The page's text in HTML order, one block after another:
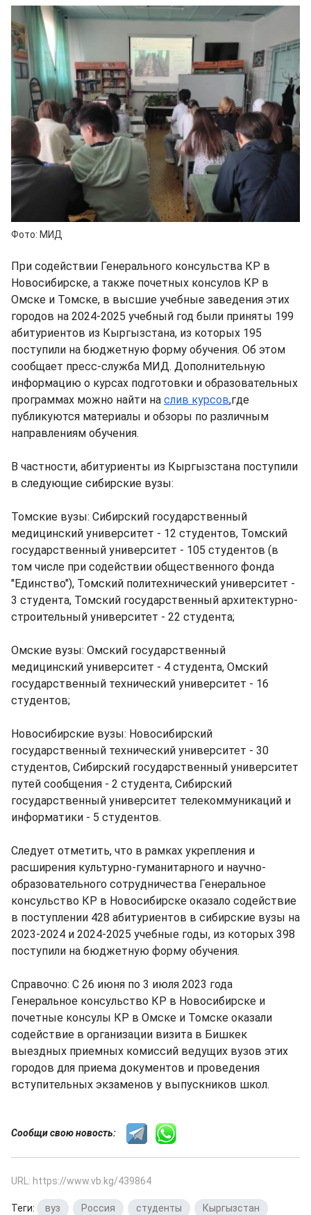
Фото: МИД
При содействии Генерального консульства КР в
Новосибирске, а также почетных консулов КР в
Омске и Томске, в высшие учебные заведения этих
городов на 2024-2025 учебный год были приняты 199
абитуриентов из Кыргызстана, из которых 195
поступили на бюджетную форму обучения. Об этом
сообщает пресс-служба МИД. Дополнительную
информацию о курсах подготовки и образовательных
программах можно найти на слив курсов,где
публикуются материалы и обзоры по различным
направлениям обучения.
В частности, абитуриенты из Кыргызстана поступили
в следующие сибирские вузы:
Томские вузы: Сибирский государственный
медицинский университет - 12 студентов, Томский
государственный университет - 105 студентов (в
том числе при содействии общественного фонда
"Единство"), Томский политехнический университет -
3 студента, Томский государственный архитектурно-
строительный университет - 22 студента;
Омские вузы: Омский государственный
медицинский университет - 4 студента, Омский
государственный технический университет - 16
студентов;
Новосибирские вузы: Новосибирский
государственный технический университет - 30
студентов, Сибирский государственный университет
путей сообщения - 2 студента, Сибирский
государственный университет телекоммуникаций и
информатики - 5 студентов.
Следует отметить, что в рамках укрепления и
расширения культурно-гуманитарного и научно-
образовательного сотрудничества Генеральное
консульство КР в Новосибирске оказало содействие
в поступлении 428 абитуриентов в сибирские вузы на
2023-2024 и 2024-2025 учебные годы, из которых 398
поступили на бюджетную форму обучения.
Справочно: С 26 июня по 3 июля 2023 года
Генеральное консульство КР в Новосибирске и
почетные консулы КР в Омске и Томске оказали
содействие в организации визита в Бишкек
выездных приемных комиссий ведущих вузов этих
городов для приема документов и проведения
вступительных экзаменов у выпускников школ.
Сообщи свою новость:
URL: https://www.vb.kg/439864
Теги: вуз Россия студенты Кыргызстан